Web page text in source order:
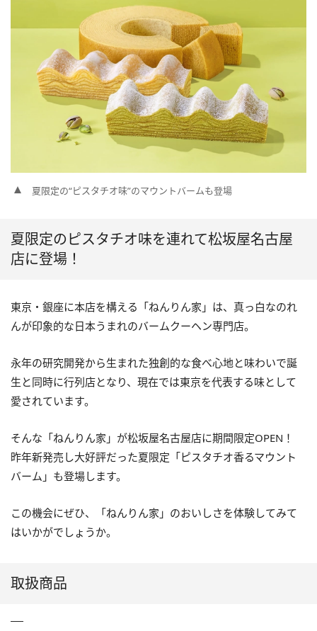
夏限定の“ピスタチオ味”のマウントバームも登場
夏限定のピスタチオ味を連れて松坂屋名古屋
店に登場！
東京・銀座に本店を構える「ねんりん家」は、真っ⽩なのれ
んが印象的な⽇本うまれのバームクーヘン専⾨店。
永年の研究開発から生まれた独創的な食べ心地と味わいで誕
⽣と同時に⾏列店となり、現在では東京を代表する味として
愛されています。
そんな「ねんりん家」が松坂屋名古屋店に期間限定OPEN！
昨年新発売し大好評だった夏限定「ピスタチオ香るマウント
バーム」も登場します。
この機会にぜひ、「ねんりん家」のおいしさを体験してみて
はいかがでしょうか。
取扱商品